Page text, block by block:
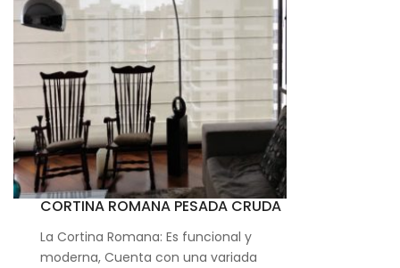
CORTINA ROMANA PESADA CRUDA
La Cortina Romana: Es funcional y
moderna, Cuenta con una variada